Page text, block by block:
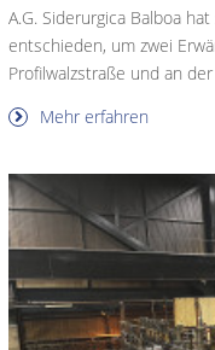
A.G. Siderurgica Balboa
entschieden, um zwei
Profilwalzstraße und an
Mehr erfahren